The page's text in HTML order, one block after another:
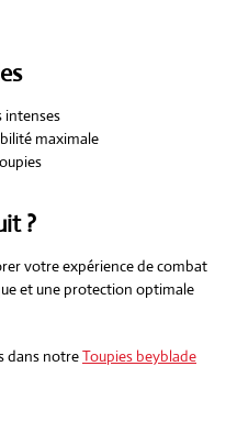
intenses
maximale
?
votre expérience de combat
et une protection optimale
dans notreToupies beyblade